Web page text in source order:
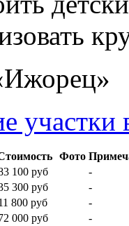
участки
Фото
100 руб
-
300 руб
-
800 руб
-
000 руб
-